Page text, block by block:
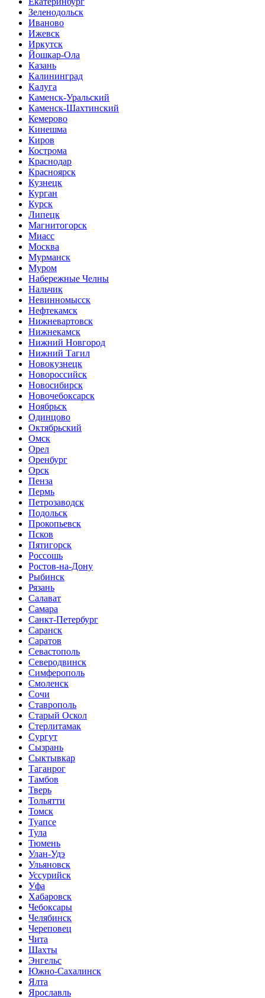
Зеленодольск
Иваново
Ижевск
Иркутск
Йошкар-Ола
Казань
Калининград
Калуга
Каменск-Уральский
Каменск-Шахтинский
Кемерово
Кинешма
Киров
Кострома
Краснодар
Красноярск
Кузнецк
Курган
Курск
Липецк
Магнитогорск
Миасс
Москва
Мурманск
Муром
Набережные Челны
Нальчик
Невинномысск
Нефтекамск
Нижневартовск
Нижнекамск
Нижний Новгород
Нижний Тагил
Новокузнецк
Новороссийск
Новосибирск
Новочебоксарск
Ноябрьск
Одинцово
Октябрьский
Омск
Орел
Оренбург
Орск
Пенза
Пермь
Петрозаводск
Подольск
Прокопьевск
Псков
Пятигорск
Россошь
Ростов-на-Дону
Рыбинск
Рязань
Салават
Самара
Санкт-Петербург
Саранск
Саратов
Севастополь
Северодвинск
Симферополь
Смоленск
Сочи
Ставрополь
Старый Оскол
Стерлитамак
Сургут
Сызрань
Сыктывкар
Таганрог
Тамбов
Тверь
Тольятти
Томск
Туапсе
Тула
Тюмень
Улан-Удэ
Ульяновск
Уссурийск
Уфа
Хабаровск
Чебоксары
Челябинск
Череповец
Чита
Шахты
Энгельс
Южно-Сахалинск
Ялта
Ярославль